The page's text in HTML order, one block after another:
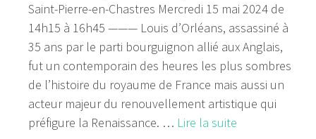
Saint-Pierre-en-Chastres Mercredi 15 mai 2024 de
14h15 à 16h45 ——— Louis d’Orléans, assassiné à
35 ans par le parti bourguignon allié aux Anglais,
fut un contemporain des heures les plus sombres
de l’histoire du royaume de France mais aussi un
acteur majeur du renouvellement artistique qui
préfigure la Renaissance. … Lire la suite